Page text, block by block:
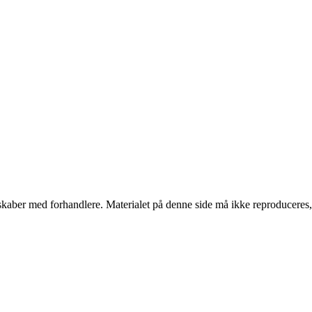
med forhandlere. Materialet på denne side må ikke reproduceres,